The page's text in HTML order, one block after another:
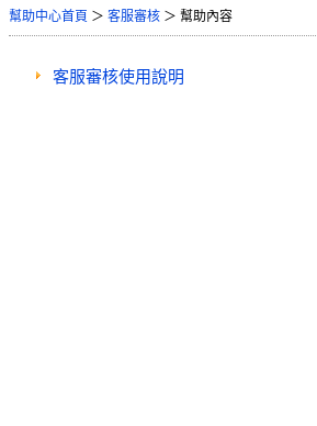
幫助中心首頁 ＞ 客服審核 ＞ 幫助內容
客服審核使用說明